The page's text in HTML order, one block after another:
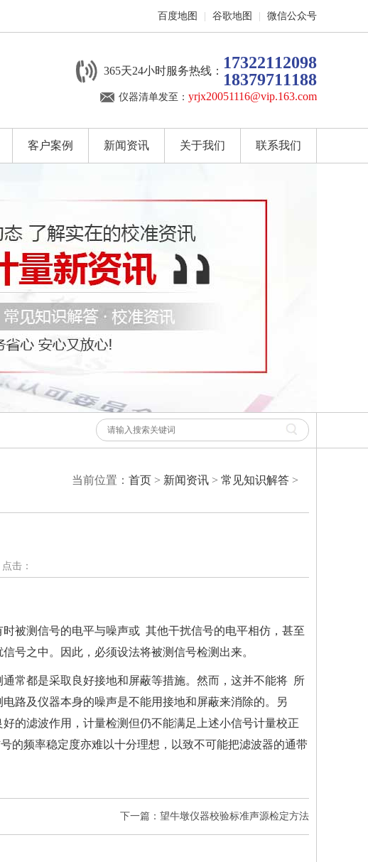
百度地图 谷歌地图 微信公众号
365天24小时服务热线： 17322112098
18379711188
仪器清单发至： yrjx20051116@vip.163.com
客户案例 新闻资讯 关于我们 联系我们
当前位置： 首页 > 新闻资讯 > 常见知识解答 >
击：
被测信号的电平与噪声或 其他干扰信号的电平相仿，甚至
号之中。因此，必须设法将被测信号检测出来。
通常都是采取良好接地和屏蔽等措施。然而，这并不能将 所
路及仪器本身的噪声是不能用接地和屏蔽来消除的。另
的滤波作用， 计量检测但仍不能满足上述小信号计量校正
的频率稳定度亦难以十分理想，以致不可能把滤波器的通带
下一篇：望牛墩仪器校验标准声源检定方法